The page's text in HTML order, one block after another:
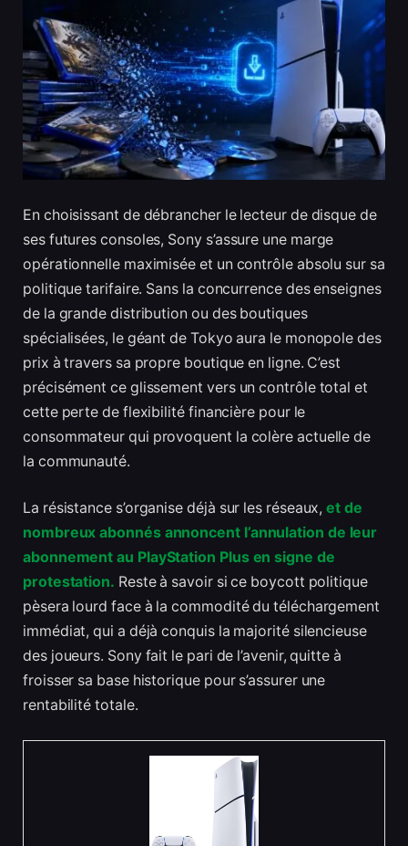
En choisissant de débrancher le lecteur de disque de
ses futures consoles, Sony s’assure une marge
opérationnelle maximisée et un contrôle absolu sur sa
politique tarifaire. Sans la concurrence des enseignes
de la grande distribution ou des boutiques
spécialisées, le géant de Tokyo aura le monopole des
prix à travers sa propre boutique en ligne. C’est
précisément ce glissement vers un contrôle total et
cette perte de flexibilité financière pour le
consommateur qui provoquent la colère actuelle de
la communauté.
La résistance s’organise déjà sur les réseaux,et de
nombreux abonnés annoncent l’annulation de leur
abonnement au PlayStation Plus en signe de
protestation. Reste à savoir si ce boycott politique
pèsera lourd face à la commodité du téléchargement
immédiat, qui a déjà conquis la majorité silencieuse
des joueurs. Sony fait le pari de l’avenir, quitte à
froisser sa base historique pour s’assurer une
rentabilité totale.